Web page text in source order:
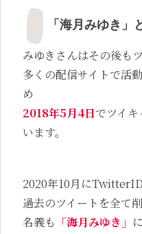
「海月みゆき」
みゆきさんはその後も
多くの配信サイトで活
め
2018年5月4日でツイ
います。
2020年10月に
過去のツイートを全て削
名義も 「海月みゆき」